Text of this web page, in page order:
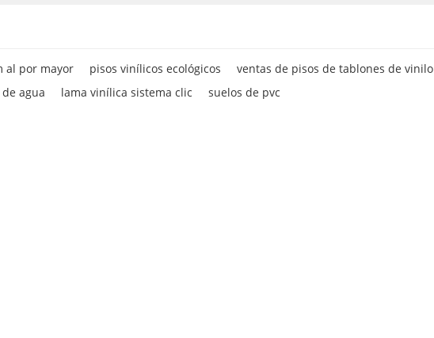
al por mayor pisos vinílicos ecológicos
ventas de pisos de tablones de vinilo
agua
lama vinílica sistema clic suelos de pvc